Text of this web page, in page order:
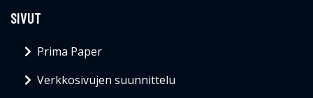
SIVUT
Prima Paper
Verkkosivujen suunnittelu